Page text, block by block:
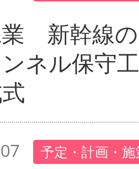
新幹線
ネル保守
予定・計画・